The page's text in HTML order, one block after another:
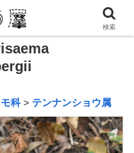
科 > テンナンショウ属
検索